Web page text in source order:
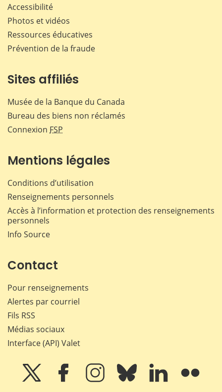
Accessibilité
Photos et vidéos
Ressources éducatives
Prévention de la fraude
Sites affiliés
Musée de la Banque du Canada
Bureau des biens non réclamés
Connexion FSP
Mentions légales
Conditions d’utilisation
Renseignements personnels
Accès à l’information et protection des renseignements
personnels
Info Source
Contact
Pour renseignements
Alertes par courriel
Fils RSS
Médias sociaux
Interface (API) Valet